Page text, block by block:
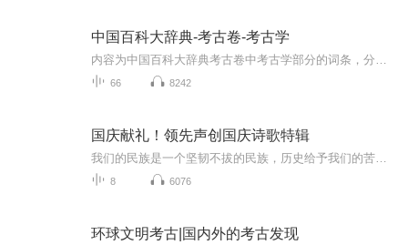
中国百科大辞典-考古卷-考古学
66 8242
国庆献礼！领先声创国庆诗歌特辑
8 6076
环球文明考古|国内外的考古发现